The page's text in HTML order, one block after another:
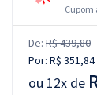
Cupom
De: R$ 439,80
Por: R$ 351,84
ou 12x de